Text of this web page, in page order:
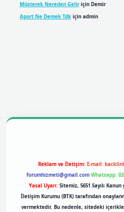
Müşterek Nereden Geliriçin Demir
Aport Ne Demek Tdkiçin admin
Reklam ve İletişim: E-mail:
forumhizmeti@gmail.com Whatsapp:
Yasal Uyarı: Sitemiz, 5651 Sayılı
İletişim Kurumu (BTK) tarafından
vermektedir. Bu nedenle, sitedeki